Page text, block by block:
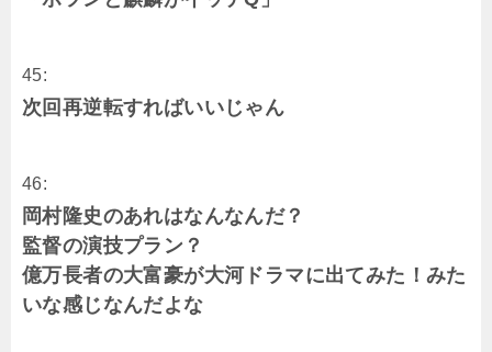
45:
次回再逆転すればいいじゃん
46:
岡村隆史のあれはなんなんだ？
監督の演技プラン？
億万長者の大富豪が大河ドラマに出てみた！みた
いな感じなんだよな